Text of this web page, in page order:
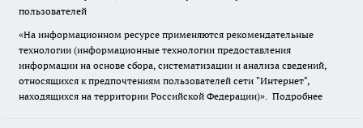
пользователей
«На информационном ресурсе применяются рекомендательные
технологии (информационные технологии предоставления
информации на основе сбора, систематизации и анализа сведений,
относящихся к предпочтениям пользователей сети "Интернет",
находящихся на территории Российской Федерации)». Подробнее